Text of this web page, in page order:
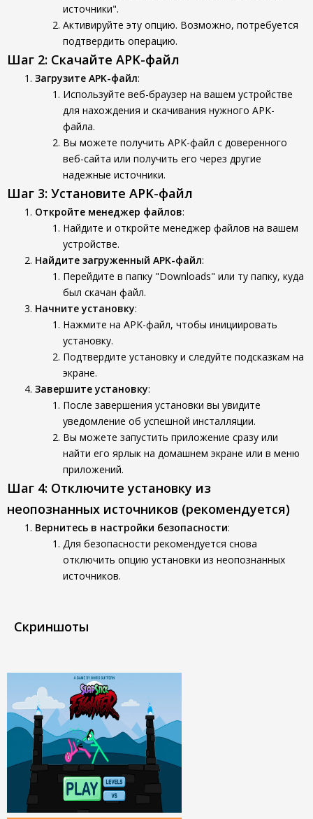
источники".
Активируйте эту опцию. Возможно, потребуется
подтвердить операцию.
Шаг 2: Скачайте APK-файл
Загрузите APK-файл:
Используйте веб-браузер на вашем устройстве
для нахождения и скачивания нужного APK-
файла.
Вы можете получить APK-файл с доверенного
веб-сайта или получить его через другие
надежные источники.
Шаг 3: Установите APK-файл
Откройте менеджер файлов:
Найдите и откройте менеджер файлов на вашем
устройстве.
Найдите загруженный APK-файл:
Перейдите в папку "Downloads" или ту папку, куда
был скачан файл.
Начните установку:
Нажмите на APK-файл, чтобы инициировать
установку.
Подтвердите установку и следуйте подсказкам на
экране.
Завершите установку:
После завершения установки вы увидите
уведомление об успешной инсталляции.
Вы можете запустить приложение сразу или
найти его ярлык на домашнем экране или в меню
приложений.
Шаг 4: Отключите установку из
неопознанных источников (рекомендуется)
Вернитесь в настройки безопасности:
Для безопасности рекомендуется снова
отключить опцию установки из неопознанных
источников.
Скриншоты